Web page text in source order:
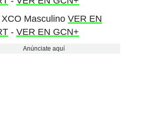
Masculino VER EN
- VER EN GCN+
Anúnciate aquí